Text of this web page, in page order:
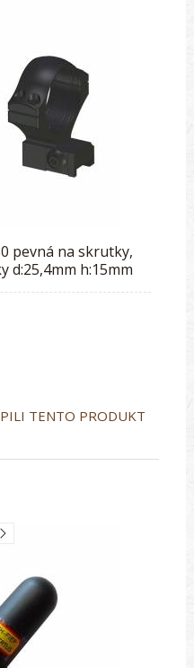
pevná na skrutky,
d:25,4mm h:15mm
TENTO PRODUKT